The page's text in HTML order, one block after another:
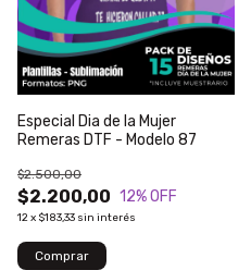
Especial Dia de la Mujer
Remeras DTF - Modelo 87
$2.200,00
$2.500,00
12% OFF
12x $183,33 sin interés